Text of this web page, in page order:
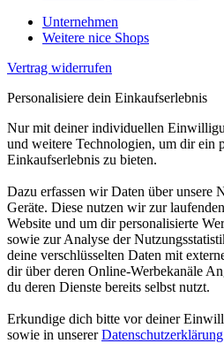
Unternehmen
Weitere nice Shops
Vertrag widerrufen
Personalisiere dein Einkaufserlebnis
Nur mit deiner individuellen
und weitere Technologien, um dir ein
Einkaufserlebnis zu bieten.
Dazu erfassen wir Daten über unsere
Geräte. Diese nutzen wir zur
Website und um dir personalisierte
sowie zur Analyse der
deine verschlüsselten Daten mit
dir über deren Online-Werbekanäle
du deren Dienste bereits selbst nutzt.
Erkundige dich bitte vor deiner
sowie in unsererDatenschutzerklärung